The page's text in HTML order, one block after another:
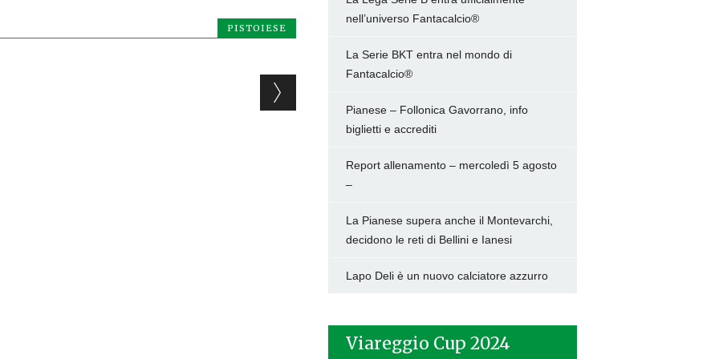
PISTOIESE
nell’universo Fantacalcio®
La Serie BKT entra nel mondo di
Fantacalcio®
Pianese – Follonica Gavorrano, info
biglietti e accrediti
Report allenamento – mercoledì 5 agosto
–
La Pianese supera anche il Montevarchi,
decidono le reti di Bellini e Ianesi
Lapo Deli è un nuovo calciatore azzurro
Viareggio Cup 2024